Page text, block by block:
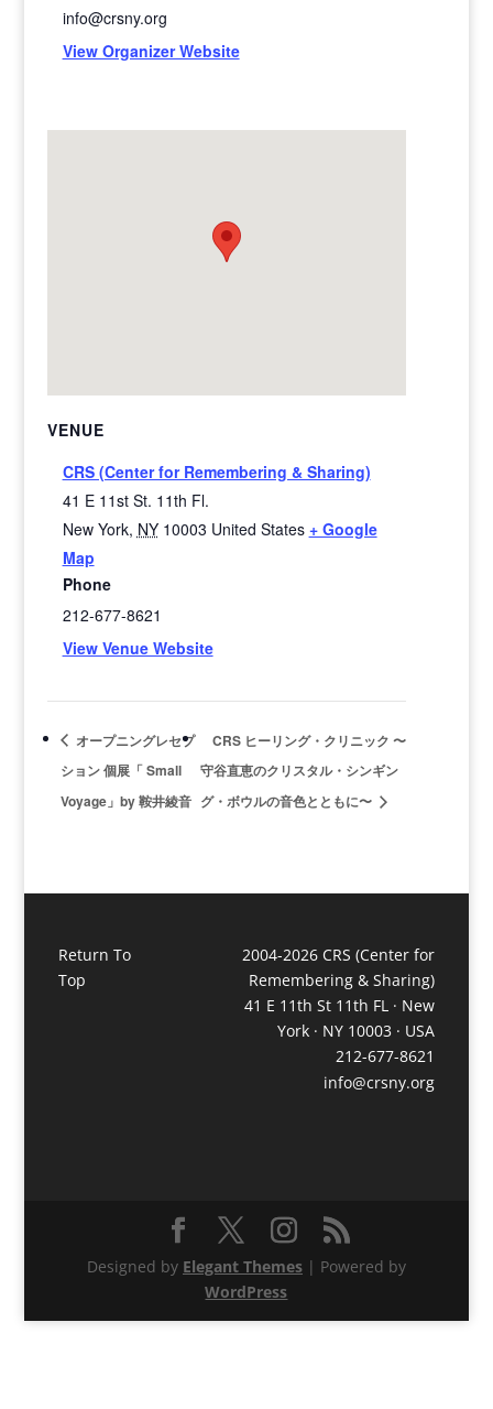
info@crsny.org
View Organizer Website
VENUE
CRS (Center for Remembering & Sharing)
41 E 11st St. 11th Fl.
New York, NY 10003 United States + Google
Map
Phone
212-677-8621
View Venue Website
オープニングレセプ
ション 個展「 Small
Voyage」by 鞍井綾音
CRS ヒーリング・クリニック 〜
守谷直恵のクリスタル・シンギン
グ・ボウルの音色とともに〜
Return To
Top
2004-2026 CRS (Center for
Remembering & Sharing)
41 E 11th St 11th FL · New
York · NY 10003 · USA
212-677-8621
info@crsny.org
Designed by Elegant Themes| Powered by
WordPress